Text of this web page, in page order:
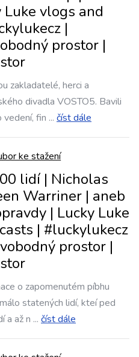
vlogs and
|
prostor |
zakladatelé, herci a
divadla VOSTO5. Bavili
vedení, fin ... číst dále
ke stažení
lidí | Nicholas
Warriner | aneb
| Lucky Luke
| #luckylukecz
prostor |
o zapomenutém píbhu
statených lidí, kteí ped
a až n ... číst dále